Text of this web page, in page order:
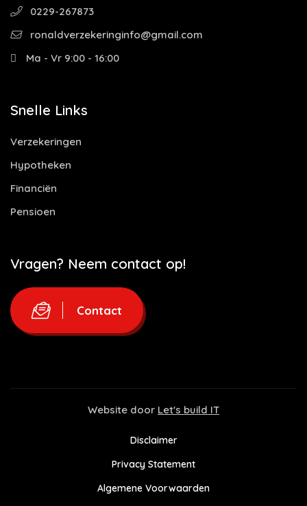
0229-267873
ronaldverzekeringinfo@gmail.com
Ma - Vr 9:00 - 16:00
Snelle Links
Verzekeringen
Hypotheken
Financiën
Pensioen
Vragen? Neem contact op!
Contact
Website door Let's build IT
Disclaimer
Privacy Statement
Algemene Voorwaarden